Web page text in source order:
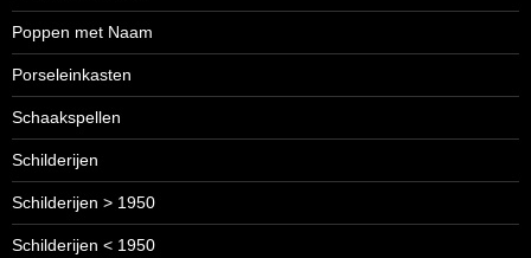
Poppen met Naam
Porseleinkasten
Schaakspellen
Schilderijen
Schilderijen > 1950
Schilderijen < 1950